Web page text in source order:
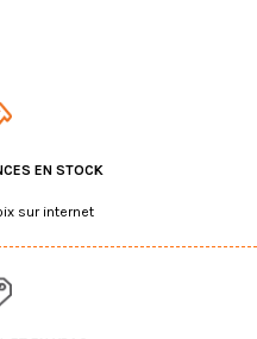
EN STOCK
sur internet